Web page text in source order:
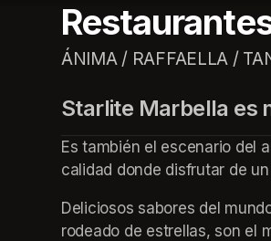
ÁNIMA / RAFFAELLA /
Starlite Marbella es
Es también el escenario del
calidad donde disfrutar de
Deliciosos sabores del
rodeado de estrellas, son el